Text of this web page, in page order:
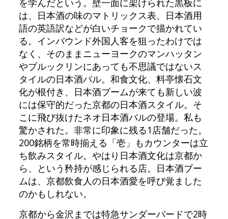
は、日本酒の味のマトリックス表、日本酒用
語の英語訳などが白いチョークで描かれてい
る。インバウンド外国人客を狙ったわけでは
なく、そのままニューヨークのマンハッタン
やブルックリンにあっても不思議ではないス
タイルの日本酒バル。和食文化、料亭懐石文
化が根付き、日本酒ブームが来ても新しい波
には保守的だった京都の日本酒スタイル。そ
こに飛び抜けたネオ日本酒バルの登場。私も
驚かされた。非常に印象に残る1店舗だった。
200銘柄を常時揃える「壱」もカウンターは立
ち飲みスタイル。やはり日本酒文化は京都か
ら、という矜持が感じられる店。日本酒ブー
ムは、京都飲食人の日本酒愛を呼び覚ました
のかもしれない。
京都から金沢までは特急サンダーバードで2時